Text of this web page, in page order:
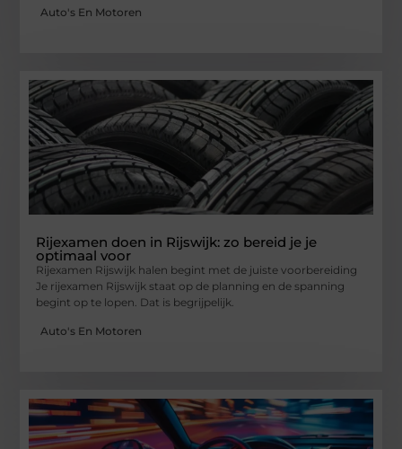
Auto's En Motoren
Rijexamen doen in Rijswijk: zo bereid je je
optimaal voor
Rijexamen Rijswijk halen begint met de juiste voorbereiding
Je rijexamen Rijswijk staat op de planning en de spanning
begint op te lopen. Dat is begrijpelijk.
Auto's En Motoren